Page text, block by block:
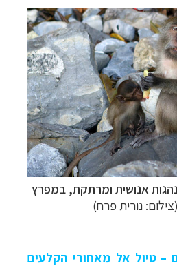
אנושית ומרתקת, במפרץ
(צילום: נורית פרח)
– טיול אל מאחורי הקלעים
למזרח הרחוקלחצו לרשימת יעדים »
לפולינזיה הצרפתיתלחצו לפרטים »
לאוסטרליה וניו זילנד לחצו לרשימת